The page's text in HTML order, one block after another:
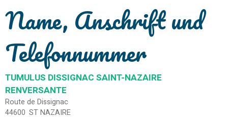
Name, Anschrift und
Telefonnummer
TUMULUS DISSIGNAC SAINT-NAZAIRE
RENVERSANTE
Route de Dissignac
44600 ST NAZAIRE